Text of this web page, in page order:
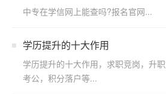
中专在学信网上能查吗?报名官网...
学历提升的十大作用
学历提升的十大作用，求职竞岗，升
考公，积分落户等...